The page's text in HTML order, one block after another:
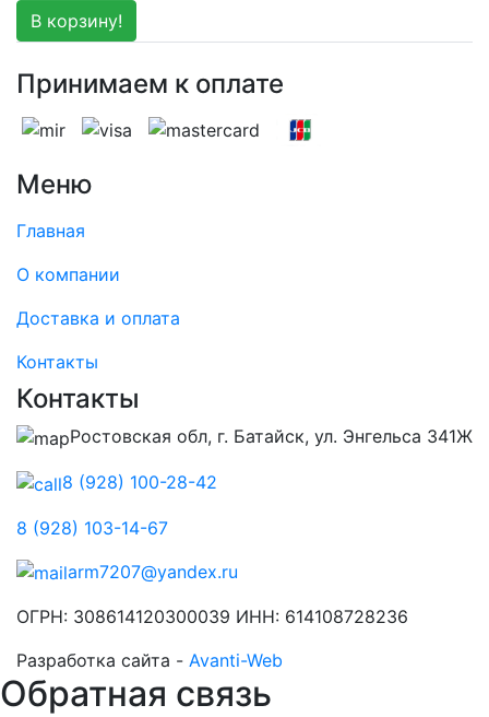
В корзину!
Принимаем к оплате
Меню
Главная
О компании
Доставка и оплата
Контакты
Контакты
Ростовская обл, г. Батайск, ул. Энгельса 341Ж
8 (928) 100-28-42
8 (928) 103-14-67
arm7207@yandex.ru
ОГРН: 308614120300039 ИНН: 614108728236
Разработка сайта - Avanti-Web
Обратная связь